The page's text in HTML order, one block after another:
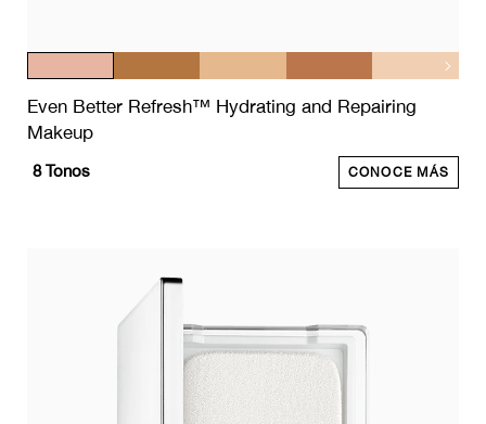
Even Better Refresh™ Hydrating and Repairing
Makeup
8Tonos CONOCE MÁS